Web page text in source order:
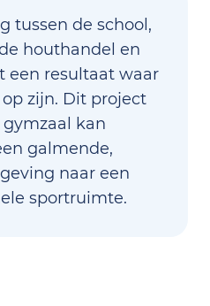
tussen de school,
houthandel en
een resultaat waar
zijn. Dit project
gymzaal kan
galmende,
naar een
sportruimte.